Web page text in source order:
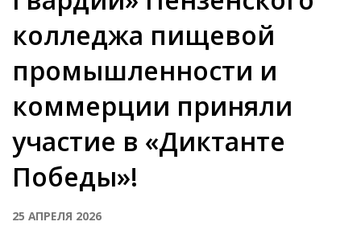
колледжа пищевой
промышленности и
коммерции приняли
участие в «Диктанте
Победы»!
25 АПРЕЛЯ 2026